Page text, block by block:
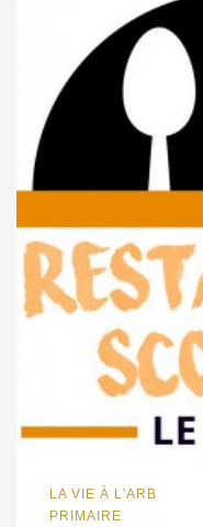
LA VIE À L'ARB
PRIMAIRE